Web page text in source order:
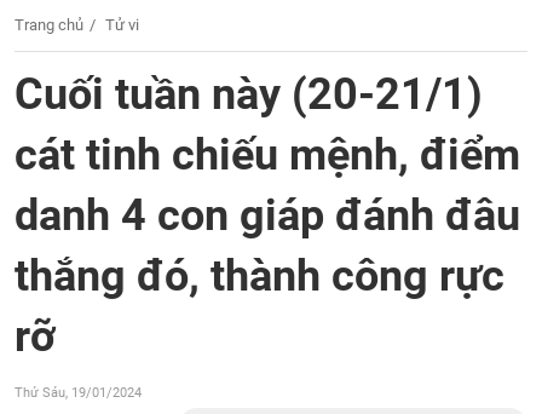
Trang chủ Tử vi
Cuối tuần này (20-21/1)
cát tinh chiếu mệnh, điểm
danh 4 con giáp đánh đâu
thắng đó, thành công rực
rỡ
Thứ Sáu, 19/01/2024